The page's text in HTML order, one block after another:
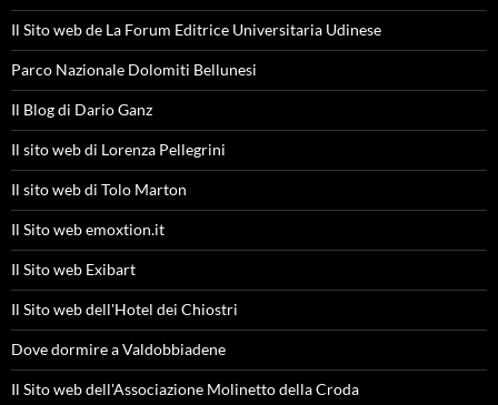
Il Sito web de La Forum Editrice Universitaria Udinese
Parco Nazionale Dolomiti Bellunesi
Il Blog di Dario Ganz
Il sito web di Lorenza Pellegrini
Il sito web di Tolo Marton
Il Sito web emoxtion.it
Il Sito web Exibart
Il Sito web dell'Hotel dei Chiostri
Dove dormire a Valdobbiadene
Il Sito web dell'Associazione Molinetto della Croda